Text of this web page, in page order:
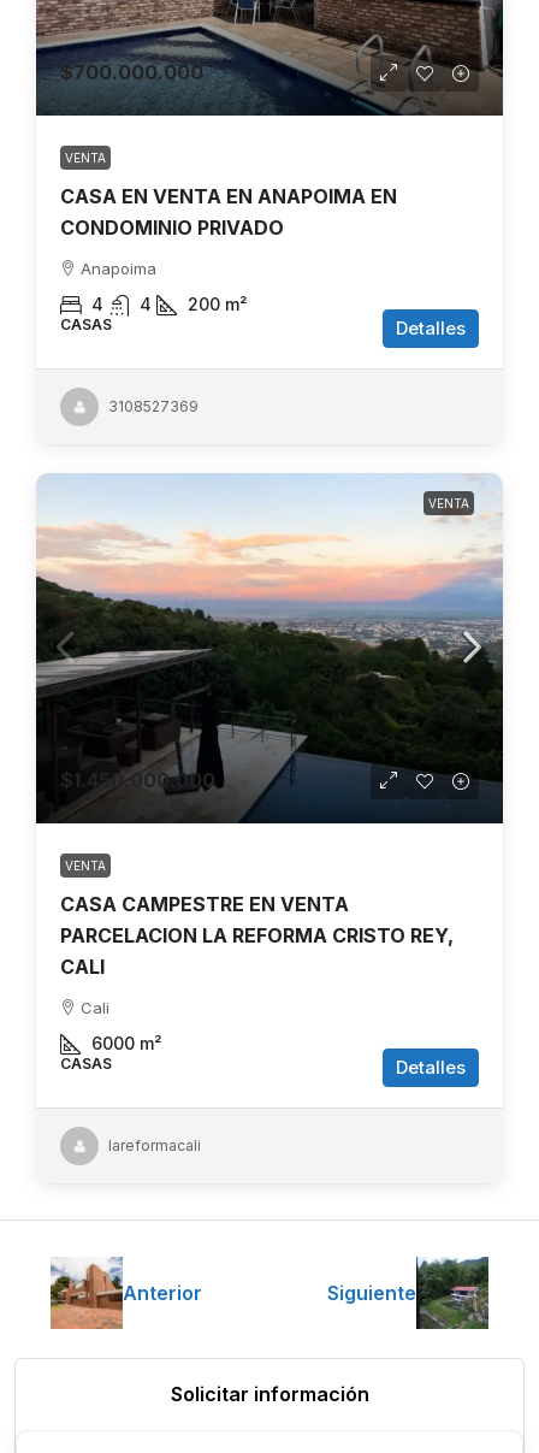
$700.000.000
VENTA
CASA EN VENTA EN ANAPOIMA EN
CONDOMINIO PRIVADO
Anapoima
4 4 200 m²
CASAS Detalles
3108527369
VENTA
$1.450.000.000
VENTA
CASA CAMPESTRE EN VENTA
PARCELACION LA REFORMA CRISTO REY,
CALI
Cali
6000 m²
CASAS Detalles
lareformacali
Anterior Siguiente
Solicitar información